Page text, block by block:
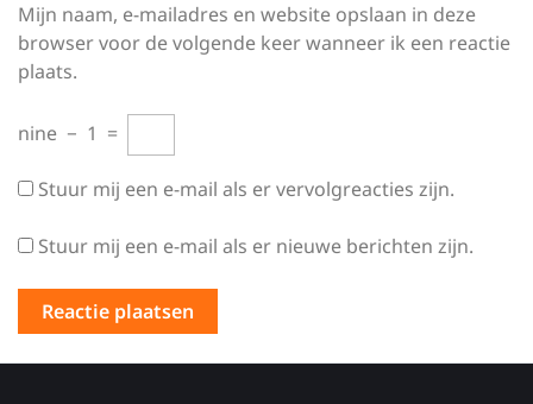
Mijn naam, e-mailadres en website opslaan in deze
browser voor de volgende keer wanneer ik een reactie
plaats.
nine − 1 =
Stuur mij een e-mail als er vervolgreacties zijn.
Stuur mij een e-mail als er nieuwe berichten zijn.